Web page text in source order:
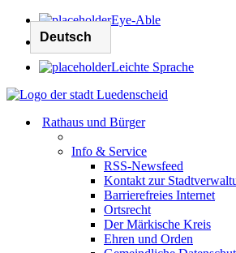
Eye-Able
Leichte Sprache
Rathaus und Bürger
Info & Service
RSS-Newsfeed
Kontakt zur
Barrierefreies Internet
Ortsrecht
Der Märkische Kreis
Ehren und Orden